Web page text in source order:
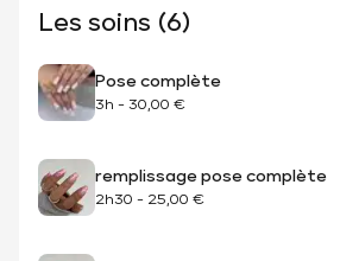
Les soins (6)
Pose complète
3h - 30,00 €
remplissage pose complète
2h30 - 25,00 €